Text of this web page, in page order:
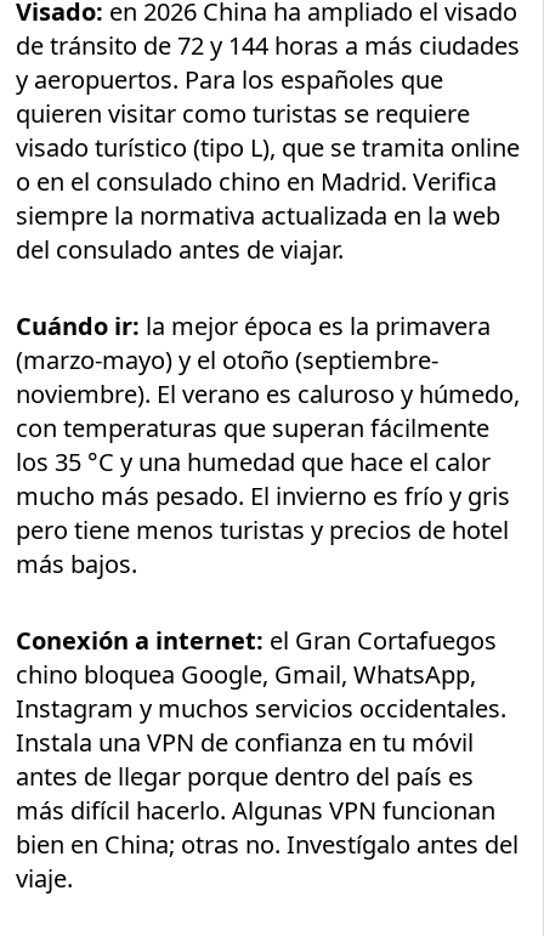
Visado: en 2026 China ha ampliado el visado
de tránsito de 72 y 144 horas a más ciudades
y aeropuertos. Para los españoles que
quieren visitar como turistas se requiere
visado turístico (tipo L), que se tramita online
o en el consulado chino en Madrid. Verifica
siempre la normativa actualizada en la web
del consulado antes de viajar.
Cuándo ir: la mejor época es la primavera
(marzo-mayo) y el otoño (septiembre-
noviembre). El verano es caluroso y húmedo,
con temperaturas que superan fácilmente
los 35 °C y una humedad que hace el calor
mucho más pesado. El invierno es frío y gris
pero tiene menos turistas y precios de hotel
más bajos.
Conexión a internet: el Gran Cortafuegos
chino bloquea Google, Gmail, WhatsApp,
Instagram y muchos servicios occidentales.
Instala una VPN de confianza en tu móvil
antes de llegar porque dentro del país es
más difícil hacerlo. Algunas VPN funcionan
bien en China; otras no. Investígalo antes del
viaje.